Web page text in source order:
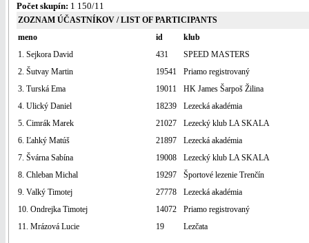
Počet skupín: 1 150/11
ZOZNAM ÚČASTNÍKOV / LIST OF PARTICIPANTS
meno
id
klub
1. Sejkora David
431
SPEED MASTERS
2. Šutvay Martin
19541
Priamo registrovaný
3. Turská Ema
19011
HK James Šarpoš Žilina
4. Ulický Daniel
18239
Lezecká akadémia
5. Cimrák Marek
21027
Lezecký klub LA SKALA
6. Ľahký Matúš
21897
Lezecká akadémia
7. Švárna Sabína
19008
Lezecký klub LA SKALA
8. Chleban Michal
19297
Športové lezenie Trenčín
9. Valký Timotej
27778
Lezecká akadémia
10. Ondrejka Timotej
14072
Priamo registrovaný
11. Mrázová Lucie
19 Lezčata